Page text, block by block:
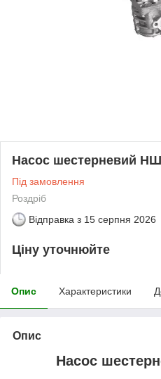
Насос шестерневий
Під замовлення
Роздріб
Відправка з 15 серпня 2026
Ціну уточнюйте
Опис Характеристики
Опис
Насос